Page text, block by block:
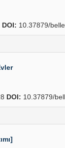
DOI: 10.37879/
DOI: 10.37879/